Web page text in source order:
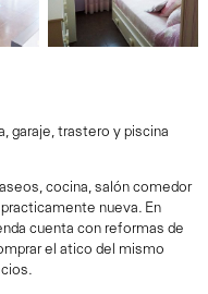
garaje, trastero y piscina
cocina, salón comedor
nueva. En
cuenta con reformas de
el atico del mismo